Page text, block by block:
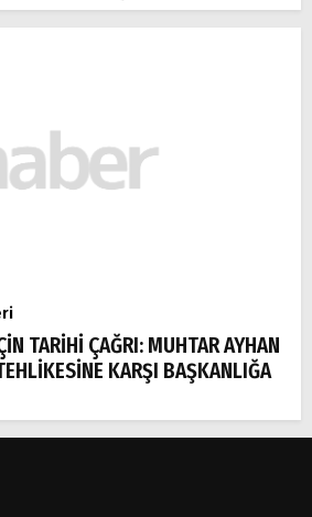
TARİHİ ÇAĞRI: MUHTAR AYHAN
KARŞI BAŞKANLIĞA